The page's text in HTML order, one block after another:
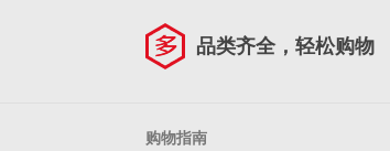
品类齐全，轻松购物
购物指南